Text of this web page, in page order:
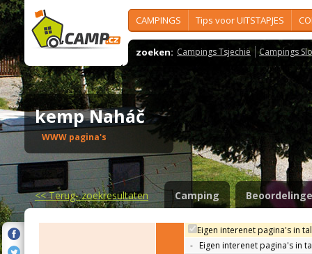
CAMPINGS Tips voor UITSTAPJES
zoeken: Campings Tsjechië Campings
kemp Naháč
WWW pagina's
<<Terug- zoekresultaten Camping
Eigen interenet pagina's in
- Eigen interenet pagina's in